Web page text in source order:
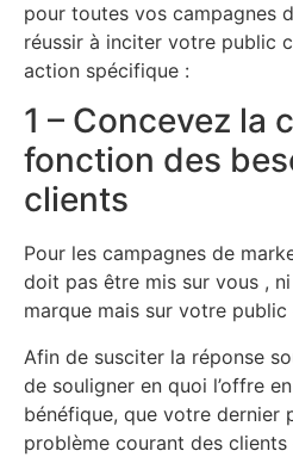
pour toutes vos campagnes
réussir à inciter votre public
action spécifique :
1 – Concevez la
fonction des
clients
Pour les campagnes de
doit pas être mis sur vous ,
marque mais sur votre public
Afin de susciter la réponse
de souligner en quoi l’offre
bénéfique, que votre dernier
problème courant des